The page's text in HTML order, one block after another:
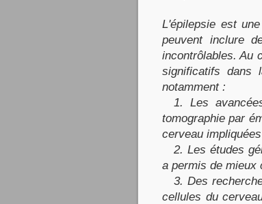
L'épilepsie est
peuvent inclure
incontrôlables. Au
significatifs dans
notamment :
1. Les
tomographie par
cerveau
2. Les études
a permis de mieux
3. Des
cellules du